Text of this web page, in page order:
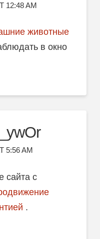
12:48 AM
животные
в окно
5:56 AM
сайта с
.